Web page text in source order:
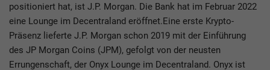
positioniert hat, ist J.P. Morgan. Die Bank hat im Februar 2022
eine Lounge im Decentraland eröffnet.Eine erste Krypto-
Präsenz lieferte J.P. Morgan schon 2019 mit der Einführung
des JP Morgan Coins (JPM), gefolgt von der neusten
Errungenschaft, der Onyx Lounge im Decentraland. Onyx ist